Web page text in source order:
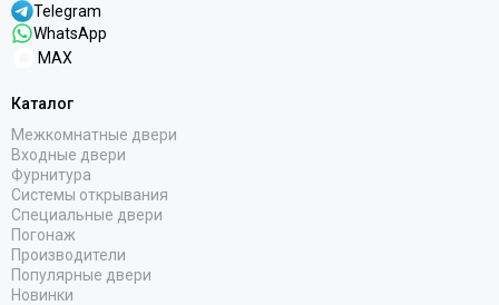
Telegram
WhatsApp
MAX
Каталог
Межкомнатные двери
Входные двери
Фурнитура
Системы открывания
Специальные двери
Погонаж
Производители
Популярные двери
Новинки